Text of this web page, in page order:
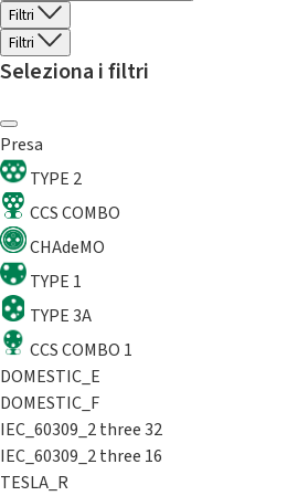
Filtri
Filtri
Seleziona i filtri
Presa
TYPE 2
CCS COMBO
CHAdeMO
TYPE 1
TYPE 3A
CCS COMBO 1
DOMESTIC_E
DOMESTIC_F
IEC_60309_2 three 32
IEC_60309_2 three 16
TESLA_R